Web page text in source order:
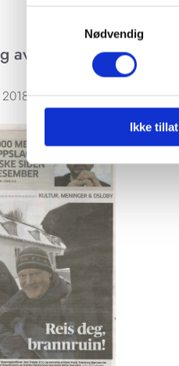
Nødvendig
Ikke tillat
Nedre Foss gård